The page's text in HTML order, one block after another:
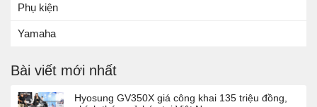
Phụ kiện
Yamaha
Bài viết mới nhất
Hyosung GV350X giá công khai 135 triệu đồng,